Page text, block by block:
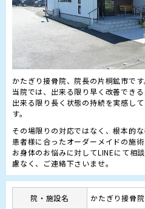
かたぎり接骨院、院長の片桐鉱市です
当院では、出来る限り早く改善できる
出来る限り長く状態の持続を実感し
その場限りの対応ではなく、根本的
患者様に合ったオーダーメイドの施術
お身体のお悩みに対してLINEにて相
慮なく、ご連絡下さいませ。
院・施設名 かたぎり接骨院